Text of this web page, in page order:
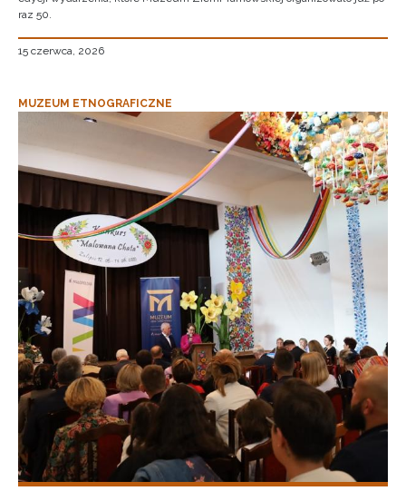
raz 50.
15 czerwca, 2026
MUZEUM ETNOGRAFICZNE